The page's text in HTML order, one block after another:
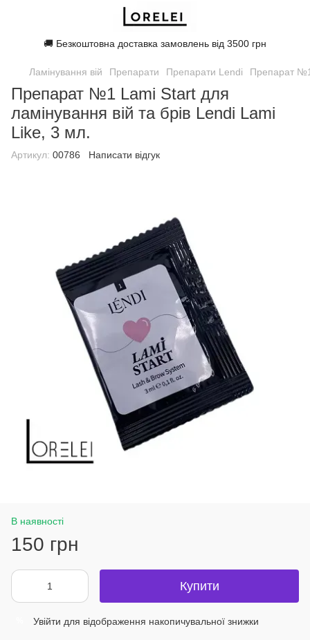
🚚 Безкоштовна доставка замовлень від 3500 грн
Ламінування вій Препарати Препарати Lendi Препарат
Препарат №1 Lami Start для
ламінування вій та брів Lendi Lami
Like, 3 мл.
Артикул: 00786 Написати відгук
В наявності
150 грн
Купити
Увійти для відображення накопичувальної знижки